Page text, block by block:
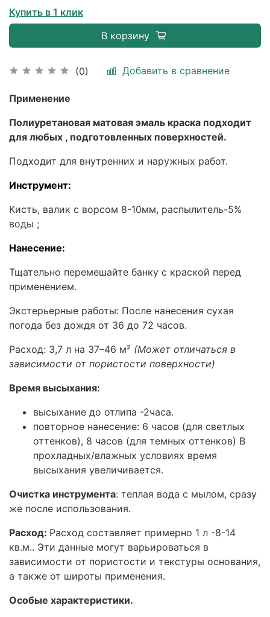
(0) Добавить в сравнение
Купить в 1 клик
В корзину
Применение
Полиуретановая матовая эмаль краска подходит
для любых , подготовленных поверхностей.
Подходит для внутренних и наружных работ.
Инструмент:
Кисть, валик с ворсом 8-10мм, распылитель-5%
воды ;
Нанесение:
Тщательно перемешайте банку с краской перед
применением.
Экстерьерные работы: После нанесения сухая
погода без дождя от 36 до 72 часов.
Расход: 3,7 л на 37–46 м² (Может отличаться в
зависимости от пористости поверхности)
Время высыхания:
высыхание до отлипа -2часа.
повторное нанесение: 6 часов (для светлых
оттенков), 8 часов (для темных оттенков) В
прохладных/влажных условиях время
высыхания увеличивается.
Очистка инструмента: теплая вода с мылом, сразу
же после использования.
Расход: Расход составляет примерно 1 л -8-14
кв.м.. Эти данные могут варьироваться в
зависимости от пористости и текстуры основания,
а также от широты применения.
Особые характеристики.